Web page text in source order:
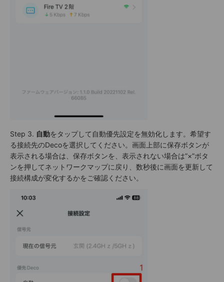
Step 3. 自動をタップして自動優先設定を無効化します。希望す
る接続先のDecoを選択してください。画面上部に保存ボタンが
表示される場合は、保存ボタンを、表示されない場合は”×”ボタ
ンを押してネットワークマップに戻り、数秒後に画面を更新して
接続構成が変化するかをご確認ください。